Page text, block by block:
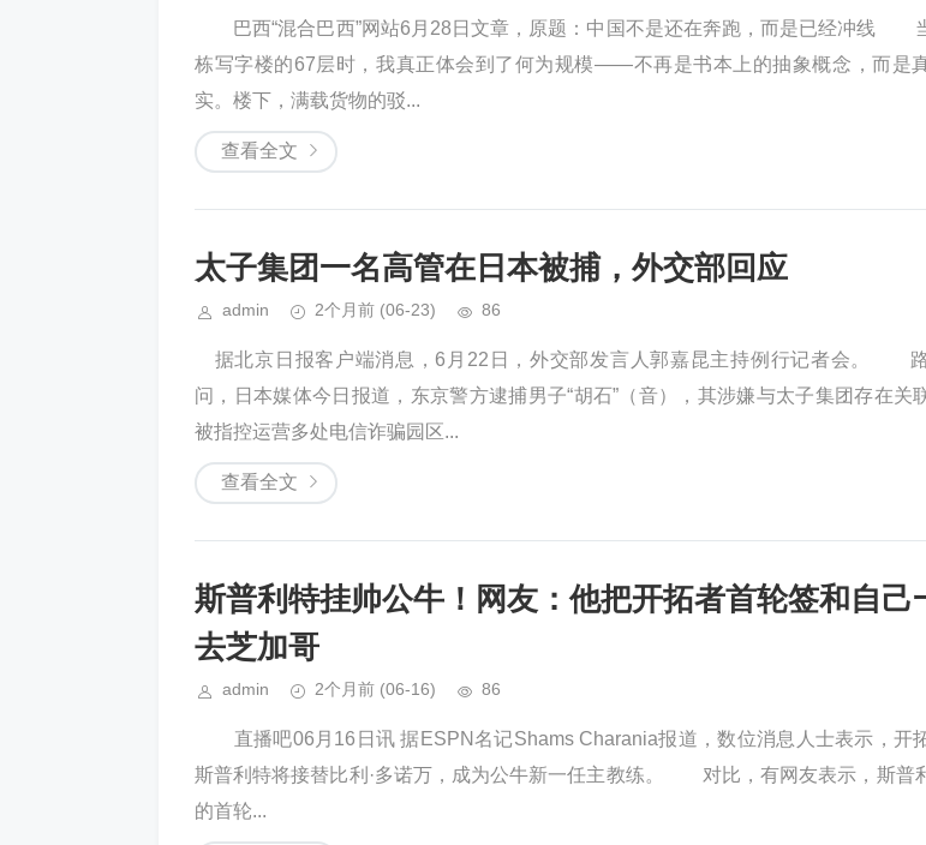
巴西“混合巴西”网站6月28日文章，原题：中国不是还在奔跑，而是已经冲线
栋写字楼的67层时，我真正体会到了何为规模——不再是书本上的抽象概念，而是
实。楼下，满载货物的驳...
查看全文
太子集团一名高管在日本被捕，外交部回应
admin 2个月前 (06-23) 86
据北京日报客户端消息，6月22日，外交部发言人郭嘉昆主持例行记者会。
问，日本媒体今日报道，东京警方逮捕男子“胡石”（音），其涉嫌与太子集团存在关
被指控运营多处电信诈骗园区...
查看全文
斯普利特挂帅公牛！网友：他把开拓者首轮签和自己
去芝加哥
admin 2个月前 (06-16) 86
直播吧06月16日讯 据ESPN名记Shams Charania报道，数位消息人士表示，开
斯普利特将接替比利·多诺万，成为公牛新一任主教练。 对比，有网友表示，斯普
的首轮...